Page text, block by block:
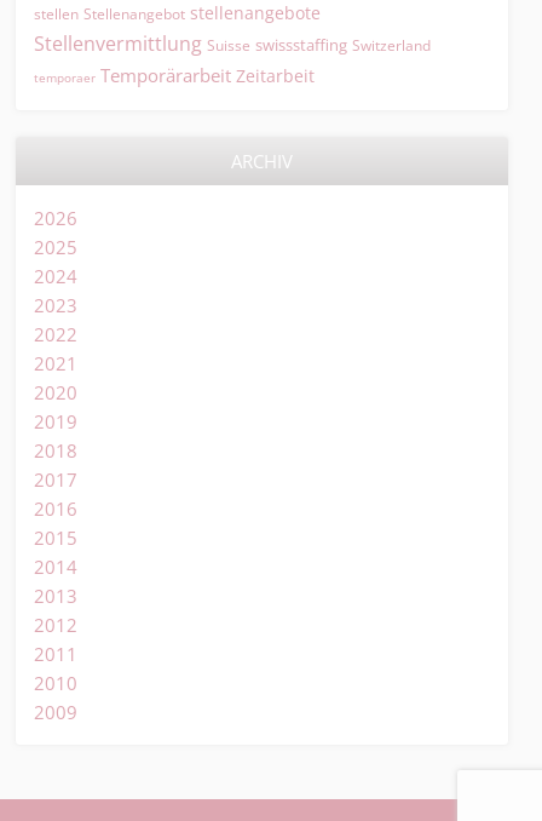
stellen Stellenangebot stellenangebote
Stellenvermittlung Suisse swissstaffing Switzerland
temporaer Temporärarbeit Zeitarbeit
ARCHIV
2026
2025
2024
2023
2022
2021
2020
2019
2018
2017
2016
2015
2014
2013
2012
2011
2010
2009